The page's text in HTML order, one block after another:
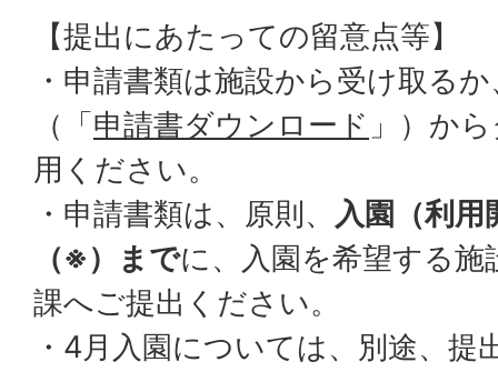
【提出にあたっての留意点等】
・申請書類は施設から受け取る
（「申請書ダウンロード 」）か
用ください。
・申請書類は、原則、 入園（利用
（※）までに、入園を希望する
課へご提出ください。
・4月入園については、別途、提